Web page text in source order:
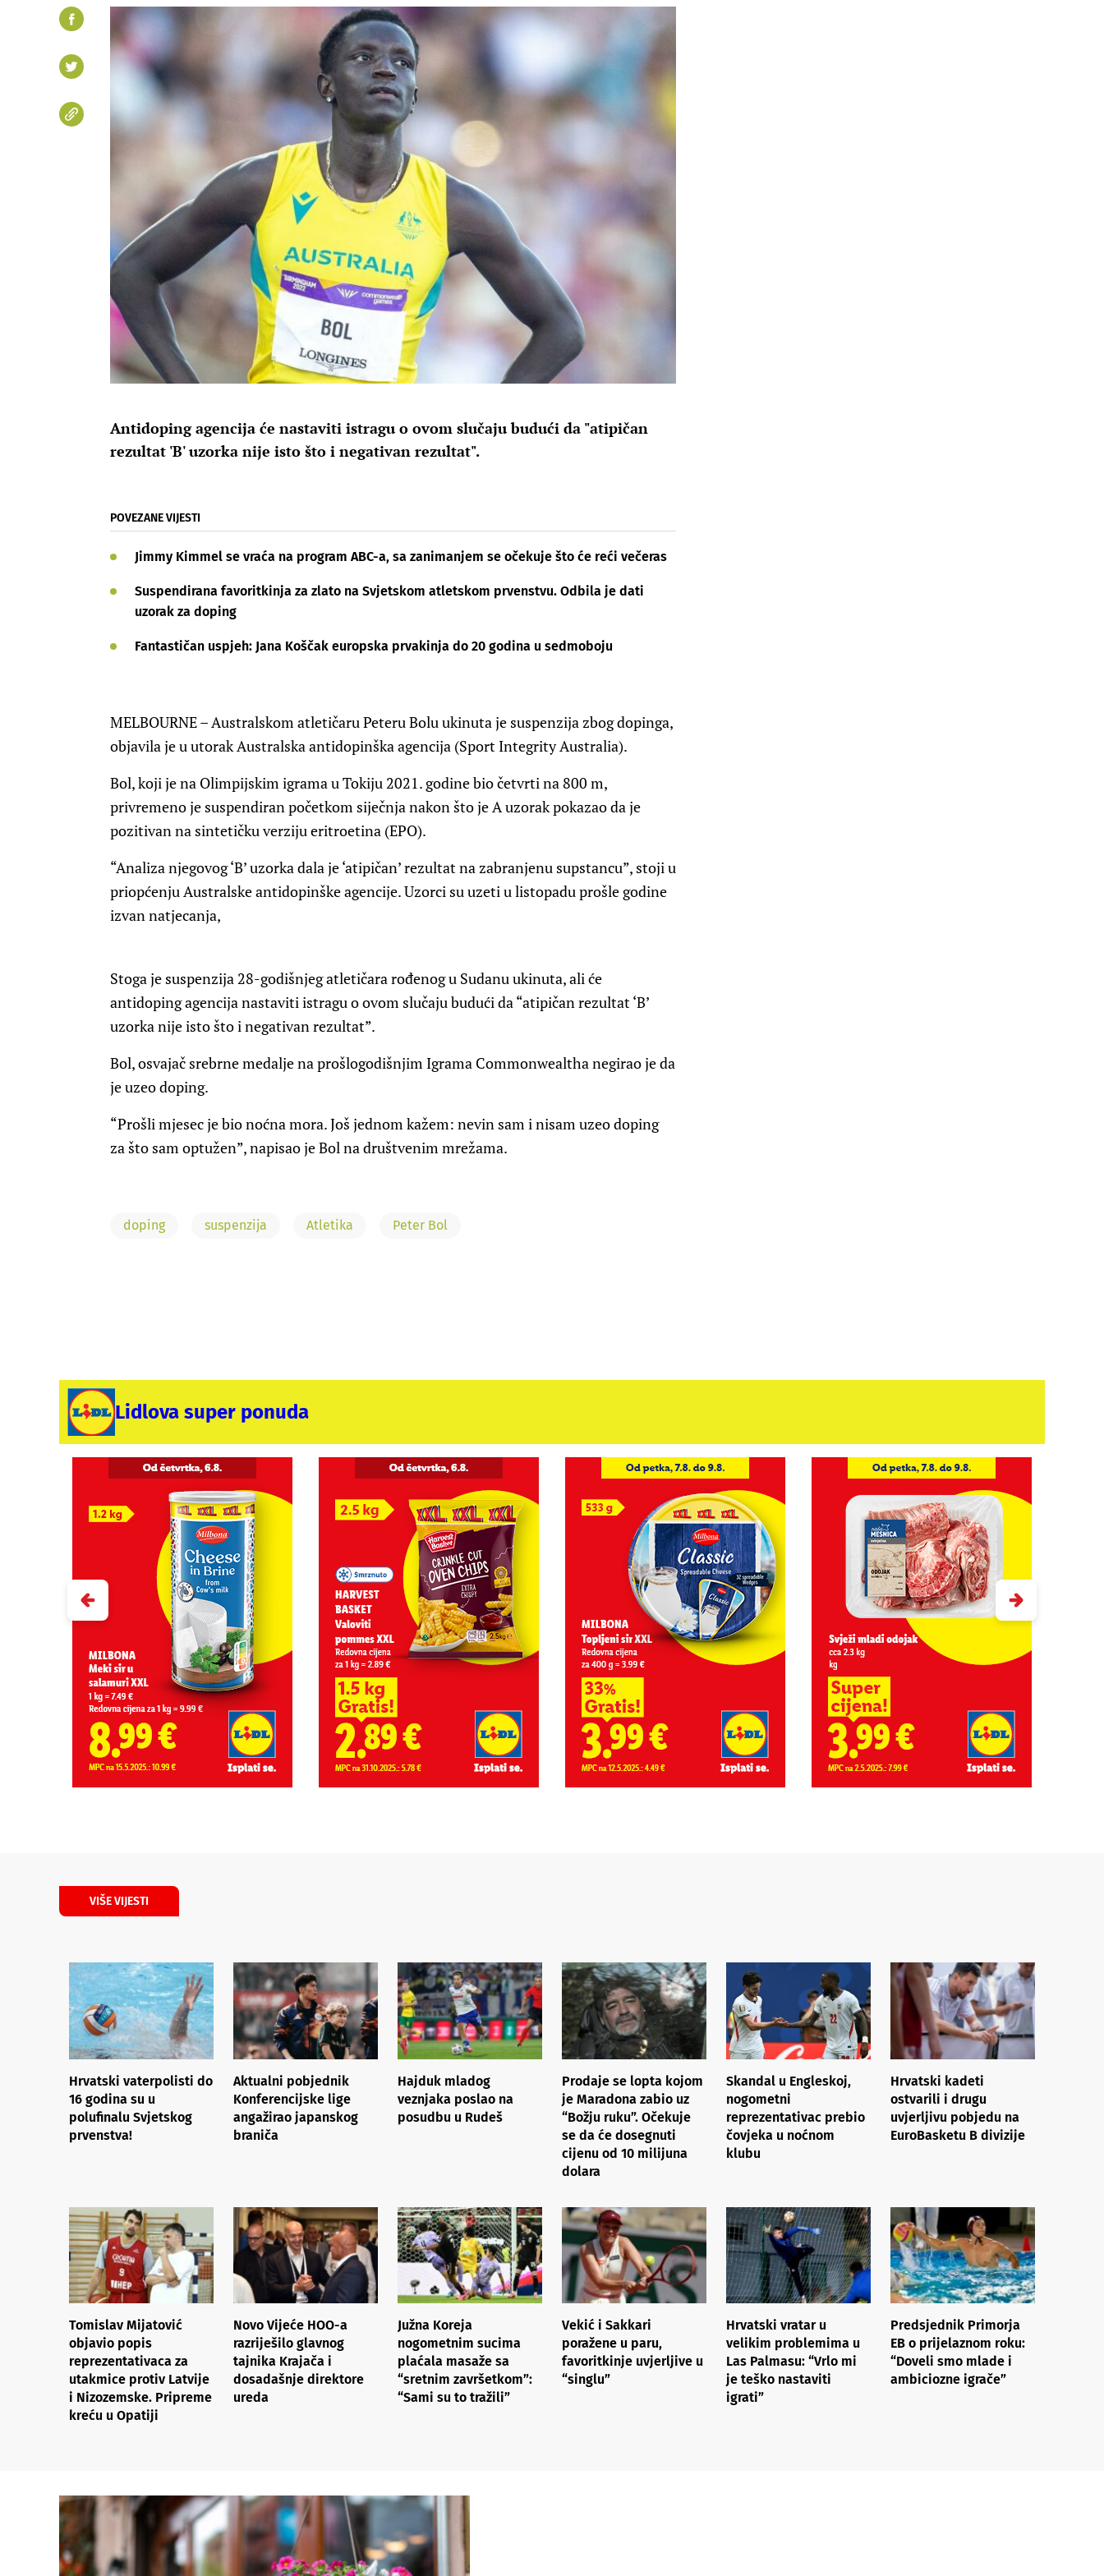
Antidoping agencija će nastaviti istragu o ovom slučaju budući da "atipičan
rezultat 'B' uzorka nije isto što i negativan rezultat".
POVEZANE VIJESTI
Jimmy Kimmel se vraća na program ABC-a, sa zanimanjem se očekuje što će reći večeras
Suspendirana favoritkinja za zlato na Svjetskom atletskom prvenstvu. Odbila je dati
uzorak za doping
Fantastičan uspjeh: Jana Koščak europska prvakinja do 20 godina u sedmoboju
MELBOURNE – Australskom atletičaru Peteru Bolu ukinuta je suspenzija zbog dopinga,
objavila je u utorak Australska antidopinška agencija (Sport Integrity Australia).
Bol, koji je na Olimpijskim igrama u Tokiju 2021. godine bio četvrti na 800 m,
privremeno je suspendiran početkom siječnja nakon što je A uzorak pokazao da je
pozitivan na sintetičku verziju eritroetina (EPO).
“Analiza njegovog ‘B’ uzorka dala je ‘atipičan’ rezultat na zabranjenu supstancu”, stoji u
priopćenju Australske antidopinške agencije. Uzorci su uzeti u listopadu prošle godine
izvan natjecanja,
Stoga je suspenzija 28-godišnjeg atletičara rođenog u Sudanu ukinuta, ali će
antidoping agencija nastaviti istragu o ovom slučaju budući da “atipičan rezultat ‘B’
uzorka nije isto što i negativan rezultat”.
Bol, osvajač srebrne medalje na prošlogodišnjim Igrama Commonwealtha negirao je da
je uzeo doping.
“Prošli mjesec je bio noćna mora. Još jednom kažem: nevin sam i nisam uzeo doping
za što sam optužen”, napisao je Bol na društvenim mrežama.
doping suspenzija Atletika Peter Bol
Lidlova super ponuda
VIŠE VIJESTI
Hrvatski vaterpolisti do
16 godina su u
polufinalu Svjetskog
prvenstva!
Aktualni pobjednik
Konferencijske lige
angažirao japanskog
braniča
Hajduk mladog
veznjaka poslao na
posudbu u Rudeš
Prodaje se lopta kojom
je Maradona zabio uz
“Božju ruku”. Očekuje
se da će dosegnuti
cijenu od 10 milijuna
dolara
Skandal u Engleskoj,
nogometni
reprezentativac prebio
čovjeka u noćnom
klubu
Hrvatski kadeti
ostvarili i drugu
uvjerljivu pobjedu na
EuroBasketu B divizije
Tomislav Mijatović
objavio popis
reprezentativaca za
utakmice protiv Latvije
i Nizozemske. Pripreme
kreću u Opatiji
Novo Vijeće HOO-a
razriješilo glavnog
tajnika Krajača i
dosadašnje direktore
ureda
Južna Koreja
nogometnim sucima
plaćala masaže sa
“sretnim završetkom”:
“Sami su to tražili”
Vekić i Sakkari
poražene u paru,
favoritkinje uvjerljive u
“singlu”
Hrvatski vratar u
velikim problemima u
Las Palmasu: “Vrlo mi
je teško nastaviti
igrati”
Predsjednik Primorja
EB o prijelaznom roku:
“Doveli smo mlade i
ambiciozne igrače”